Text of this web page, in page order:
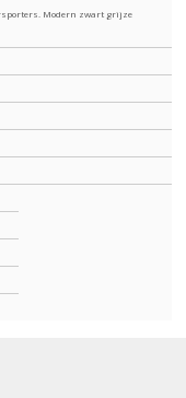
Modern zwart grijze